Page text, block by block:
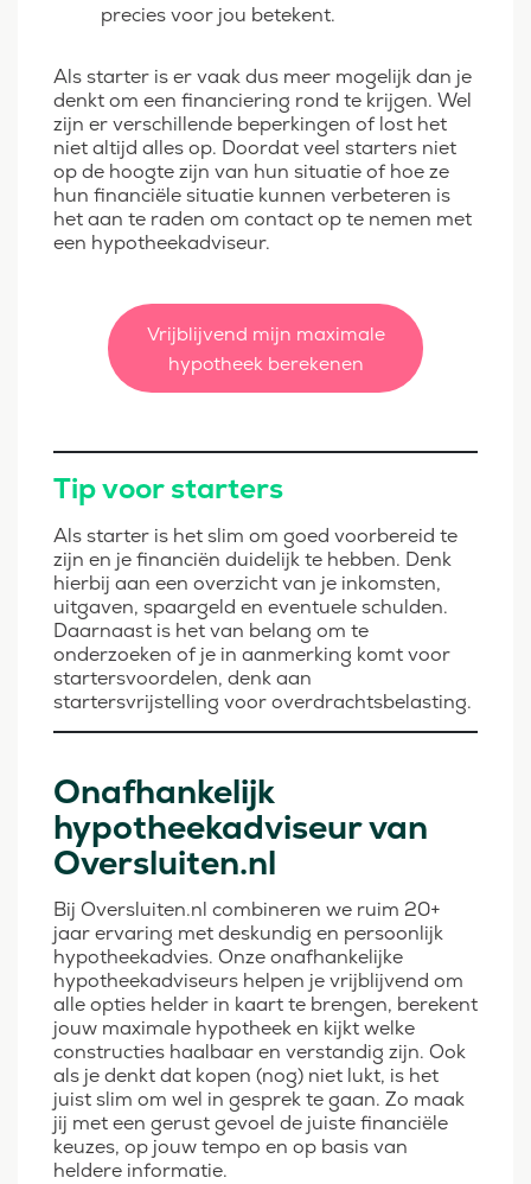
precies voor jou betekent.
Als starter is er vaak dus meer mogelijk dan je
denkt om een financiering rond te krijgen. Wel
zijn er verschillende beperkingen of lost het
niet altijd alles op. Doordat veel starters niet
op de hoogte zijn van hun situatie of hoe ze
hun financiële situatie kunnen verbeteren is
het aan te raden om contact op te nemen met
een hypotheekadviseur.
Vrijblijvend mijn maximale
hypotheek berekenen
Tip voor starters
Als starter is het slim om goed voorbereid te
zijn en je financiën duidelijk te hebben. Denk
hierbij aan een overzicht van je inkomsten,
uitgaven, spaargeld en eventuele schulden.
Daarnaast is het van belang om te
onderzoeken of je in aanmerking komt voor
startersvoordelen, denk aan
startersvrijstelling voor overdrachtsbelasting.
Onafhankelijk
hypotheekadviseur van
Oversluiten.nl
Bij Oversluiten.nl combineren we ruim 20+
jaar ervaring met deskundig en persoonlijk
hypotheekadvies. Onze onafhankelijke
hypotheekadviseurs helpen je vrijblijvend om
alle opties helder in kaart te brengen, berekent
jouw maximale hypotheek en kijkt welke
constructies haalbaar en verstandig zijn. Ook
als je denkt dat kopen (nog) niet lukt, is het
juist slim om wel in gesprek te gaan. Zo maak
jij met een gerust gevoel de juiste financiële
keuzes, op jouw tempo en op basis van
heldere informatie.